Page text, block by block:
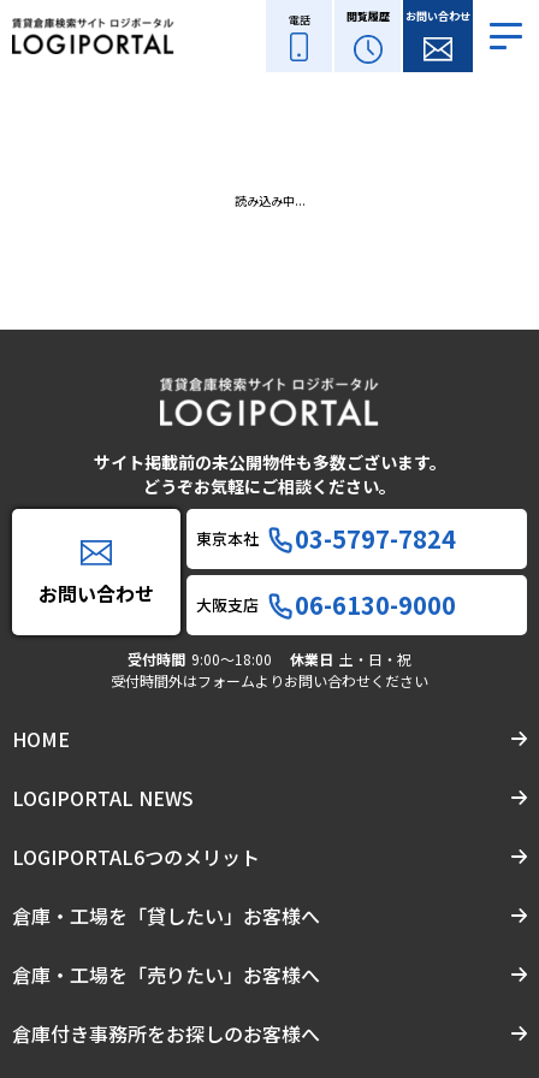
電話 閲覧履歴 お問い合わせ
読み込み中...
サイト掲載前の未公開物件も多数ございます。
どうぞお気軽にご相談ください。
お問い合わせ
東京本社 03-5797-7824
大阪支店 06-6130-9000
受付時間 9:00〜18:00 休業日 土・日・祝
受付時間外はフォームよりお問い合わせください
HOME
LOGIPORTAL NEWS
LOGIPORTAL6つのメリット
倉庫・工場を「貸したい」お客様へ
倉庫・工場を「売りたい」お客様へ
倉庫付き事務所をお探しのお客様へ